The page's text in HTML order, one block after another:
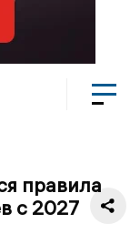
правила
с 2027